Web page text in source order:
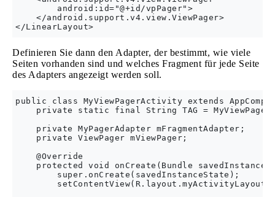
        android:id="@+id/vpPager">
    </android.support.v4.view.ViewPager>
Definieren Sie dann den Adapter, der bestimmt, wie viele
Seiten vorhanden sind und welches Fragment für jede Seite
des Adapters angezeigt werden soll.
public class MyViewPagerActivity extends
private static final String TAG =
    private MyPagerAdapter mFragmentAdapter;
    private ViewPager mViewPager;
    @Override
protected void onCreate(Bundle
        super.onCreate(savedInstanceState);